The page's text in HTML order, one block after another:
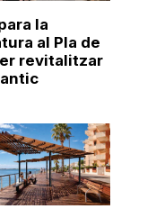
la
al Pla de
revitalitzar